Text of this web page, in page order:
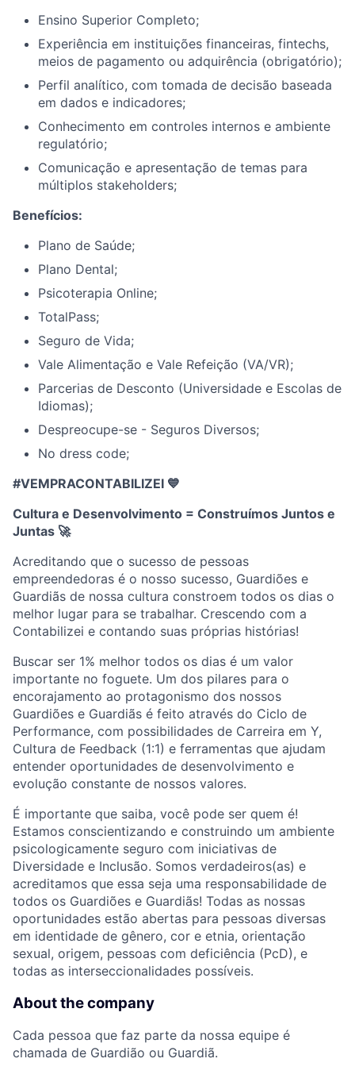
Ensino Superior Completo;
Experiência em instituições financeiras, fintechs,
meios de pagamento ou adquirência (obrigatório);
Perfil analítico, com tomada de decisão baseada
em dados e indicadores;
Conhecimento em controles internos e ambiente
regulatório;
Comunicação e apresentação de temas para
múltiplos stakeholders;
Benefícios:
Plano de Saúde;
Plano Dental;
Psicoterapia Online;
TotalPass;
Seguro de Vida;
Vale Alimentação e Vale Refeição (VA/VR);
Parcerias de Desconto (Universidade e Escolas de
Idiomas);
Despreocupe-se - Seguros Diversos;
No dress code;
#VEMPRACONTABILIZEI 💙
Cultura e Desenvolvimento = Construímos Juntos e
Juntas 🚀
Acreditando que o sucesso de pessoas
empreendedoras é o nosso sucesso, Guardiões e
Guardiãs de nossa cultura constroem todos os dias o
melhor lugar para se trabalhar. Crescendo com a
Contabilizei e contando suas próprias histórias!
Buscar ser 1% melhor todos os dias é um valor
importante no foguete. Um dos pilares para o
encorajamento ao protagonismo dos nossos
Guardiões e Guardiãs é feito através do Ciclo de
Performance, com possibilidades de Carreira em Y,
Cultura de Feedback (1:1) e ferramentas que ajudam
entender oportunidades de desenvolvimento e
evolução constante de nossos valores.
É importante que saiba, você pode ser quem é!
Estamos conscientizando e construindo um ambiente
psicologicamente seguro com iniciativas de
Diversidade e Inclusão. Somos verdadeiros(as) e
acreditamos que essa seja uma responsabilidade de
todos os Guardiões e Guardiãs! Todas as nossas
oportunidades estão abertas para pessoas diversas
em identidade de gênero, cor e etnia, orientação
sexual, origem, pessoas com deficiência (PcD), e
todas as interseccionalidades possíveis.
About the company
Cada pessoa que faz parte da nossa equipe é
chamada de Guardião ou Guardiã.